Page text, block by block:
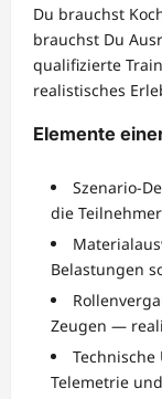
Du brauchst
brauchst Du
qualifizierte
realistisches
Elemente
Szenario-
die
Belastungen
Zeugen —
Telemetrie